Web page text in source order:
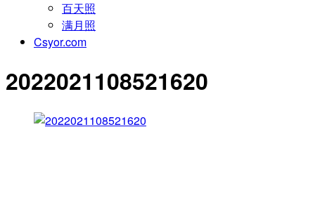
百天照
满月照
Csyor.com
2022021108521620